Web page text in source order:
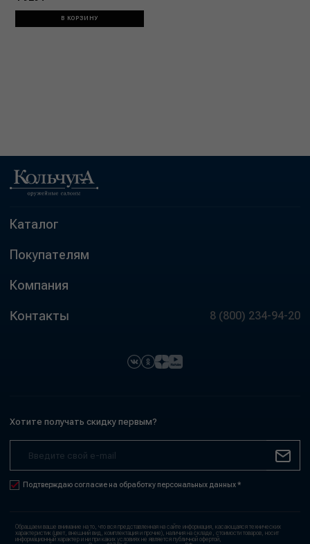
В КОРЗИНУ
Каталог
Покупателям
Компания
Контакты 8 (800) 234-94-20
Хотите получать скидку первым?
Подтверждаю согласие на обработку персональных данных *
Обращаем ваше внимание на то, что вся представленная на сайте информация, касающаяся технических
характеристик (цвет, внешний вид, комплектация и прочие), наличия на складе, стоимости товаров, носит
информационный характер и ни при каких условиях не является публичной офертой,